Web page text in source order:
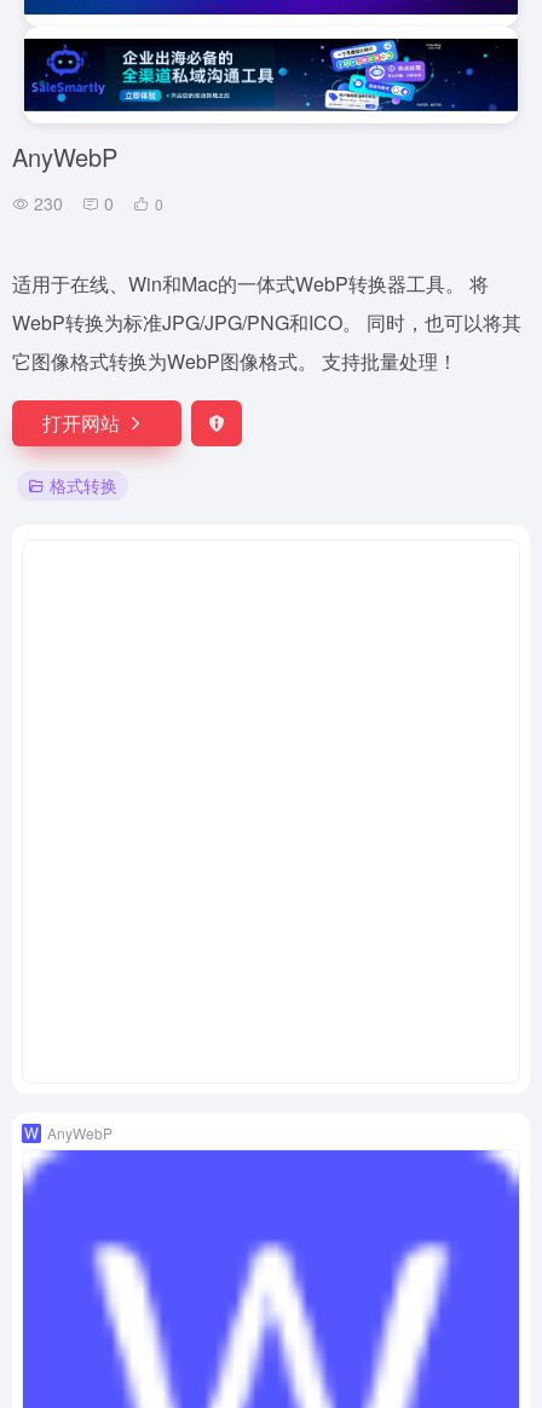
AnyWebP
230 0 0
适用于在线、Win和Mac的一体式WebP转换器工具。 将
WebP转换为标准JPG/JPG/PNG和ICO。 同时，也可以将其
它图像格式转换为WebP图像格式。 支持批量处理！
打开网站
格式转换
AnyWebP